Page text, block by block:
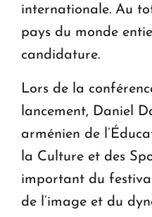
internationale. Au
pays du monde
candidature.
Lors de la
lancement, Daniel
arménien de
la Culture et des
important du
de l’image et du